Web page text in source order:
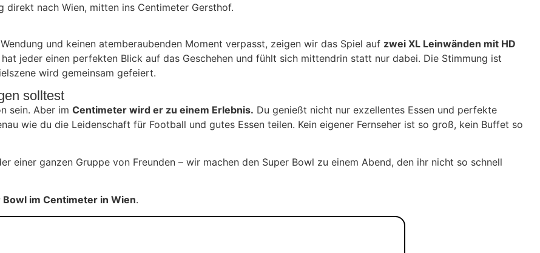
direkt nach Wien, mitten ins Centimeter Gersthof.
und keinen atemberaubenden Moment verpasst, zeigen wir das Spiel auf zwei XL Leinwänden mit HD
hat jeder einen perfekten Blick auf das Geschehen und fühlt sich mittendrin statt nur dabei. Die Stimmung ist
wird gemeinsam gefeiert.
solltest
sein. Aber im Centimeter wird er zu einem Erlebnis. Du genießt nicht nur exzellentes Essen und perfekte
wie du die Leidenschaft für Football und gutes Essen teilen. Kein eigener Fernseher ist so groß, kein Buffet so
einer ganzen Gruppe von Freunden – wir machen den Super Bowl zu einem Abend, den ihr nicht so schnell
Bowl im Centimeter in Wien.